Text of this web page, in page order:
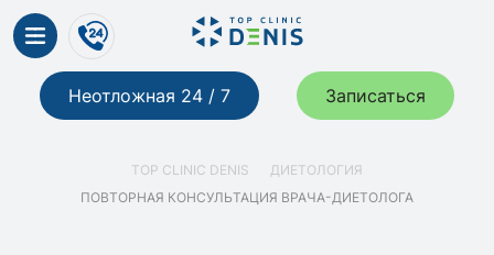
Неотложная 24 / 7 Записаться
TOP CLINIC DENIS
ДИЕТОЛОГИЯ
ПОВТОРНАЯ КОНСУЛЬТАЦИЯ ВРАЧА-ДИЕТОЛОГА